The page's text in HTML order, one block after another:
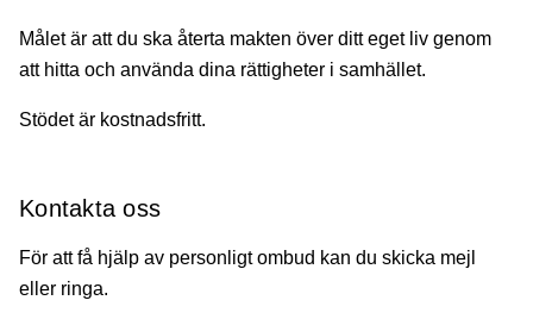
Målet är att du ska återta makten över ditt eget liv genom
att hitta och använda dina rättigheter i samhället.
Stödet är kostnadsfritt.
Kontakta oss
För att få hjälp av personligt ombud kan du skicka mejl
eller ringa.